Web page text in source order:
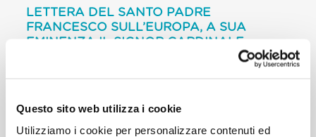
Questo sito web utilizza i cookie
Utilizziamo i cookie per personalizzare contenuti ed
LETTERA DEL SANTO PADRE
FRANCESCO SULL’EUROPA, A SUA
EMINENZA IL SIGNOR CARDINALE
PIETRO PAROLIN, SEGRETARIO DI STATO
tempi, tra le quali non posso tacere la diffidenza nei
confronti dei migranti. Solo